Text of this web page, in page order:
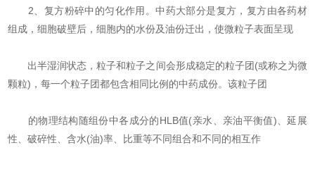
2、复方粉碎中的匀化作用。中药大部分是复方，复方由各药材
组成，细胞破壁后，细胞内的水份及油份迁出，使微粒子表面呈现
出半湿润状态，粒子和粒子之间会形成稳定的粒子团(或称之为微
颗粒)，每一个粒子团都包含相同比例的中药成份。该粒子团
的物理结构随组份中各成分的HLB值(亲水、亲油平衡值)、延展
性、破碎性、含水(油)率、比重等不同组合和不同的相互作